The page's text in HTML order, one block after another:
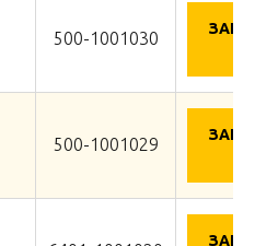
500-1001030
500-1001029